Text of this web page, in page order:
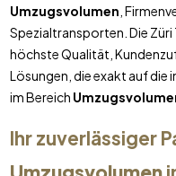
Umzugsvolumen ,
Spezialtransporten. Die
höchste Qualität,
Lösungen, die exakt auf die
im Bereich
Ihr zuverlässiger